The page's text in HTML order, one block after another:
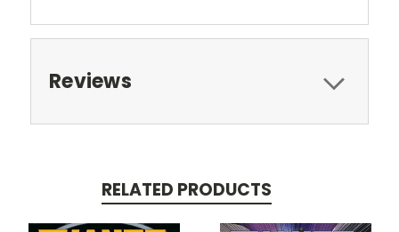
Reviews
RELATED PRODUCTS